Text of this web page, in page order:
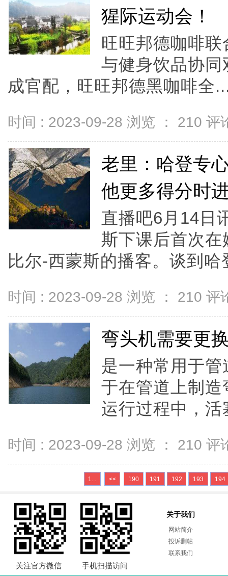
猩际运动会！
旺旺邦德咖啡
与健身饮品协
成官配，旺旺邦德黑咖啡全
时间 : 2023-09-28 浏览 ： 210 评
老里：哈登专
他更多得分时
直播吧6月14日
斯下课后首次
比尔-西蒙斯的播客。谈到哈
时间 : 2023-09-28 浏览 ： 210 评
弯头机需要更
是一种常用于
于在管道上制
运行过程中，
时间 : 2023-09-28 浏览 ： 210 评
1... << 190 191 192 193 194
关注官方微信 手机扫描访问
关于我们
网站简介
投诉删帖
联系我们